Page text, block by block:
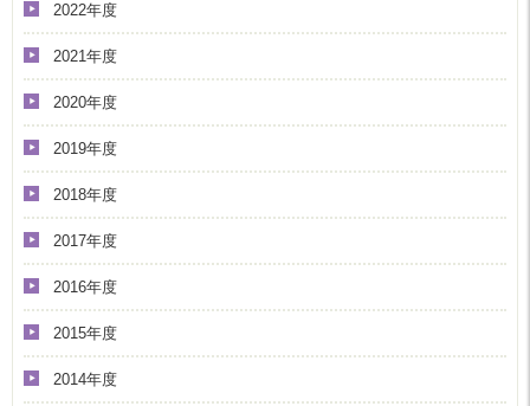
2022年度
2021年度
2020年度
2019年度
2018年度
2017年度
2016年度
2015年度
2014年度